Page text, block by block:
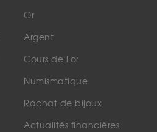
Or
Argent
Cours de l'or
Numismatique
Rachat de bijoux
Actualités financières